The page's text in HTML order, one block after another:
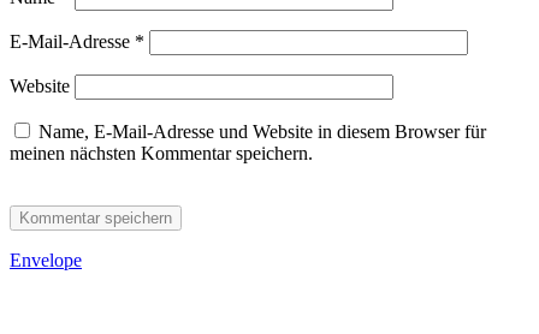
E-Mail-Adresse *
Website
Name, E-Mail-Adresse und Website in diesem Browser für
meinen nächsten Kommentar speichern.
Envelope